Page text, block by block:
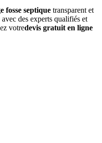
fosse septique transparent et
avec des experts qualifiés et
votredevis gratuit en ligne